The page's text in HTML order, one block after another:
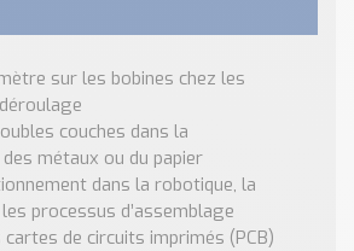
sur les bobines chez les
couches dans la
métaux ou du papier
dans la robotique, la
processus d’assemblage
cartes de circuits imprimés (PCB)